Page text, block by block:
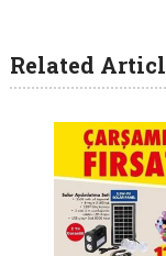
Related